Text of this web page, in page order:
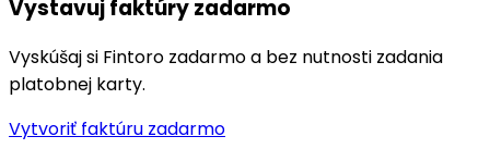
Vystavuj faktúry zadarmo
Vyskúšaj si Fintoro zadarmo a bez nutnosti zadania
platobnej karty.
Vytvoriť faktúru zadarmo